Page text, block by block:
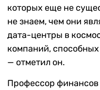
которых еще не
не знаем, чем они
дата-центры в
компаний,
— отметил он.
Профессор